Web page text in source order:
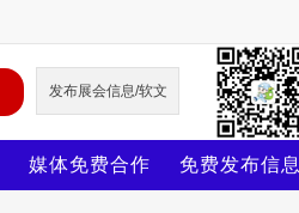
发布展会信息/软文
媒体免费合作 免费发布信息